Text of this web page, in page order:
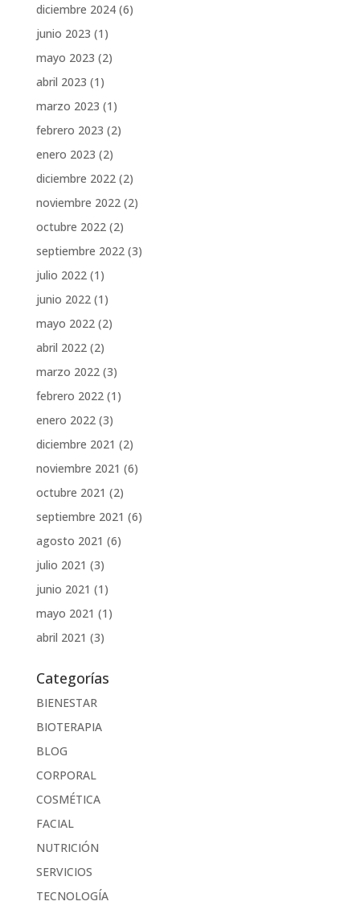
diciembre 2024(6)
junio 2023 (1)
mayo 2023 (2)
abril 2023 (1)
marzo 2023 (1)
febrero 2023 (2)
enero 2023 (2)
diciembre 2022(2)
noviembre 2022(2)
octubre 2022(2)
septiembre 2022(3)
julio 2022(1)
junio 2022(1)
mayo 2022(2)
abril 2022(2)
marzo 2022(3)
febrero 2022(1)
enero 2022(3)
diciembre 2021 (2)
noviembre 2021 (6)
octubre 2021 (2)
septiembre 2021 (6)
agosto 2021 (6)
julio 2021 (3)
junio 2021 (1)
mayo 2021 (1)
abril 2021 (3)
Categorías
BIENESTAR
BIOTERAPIA
BLOG
CORPORAL
COSMÉTICA
FACIAL
NUTRICIÓN
SERVICIOS
TECNOLOGÍA